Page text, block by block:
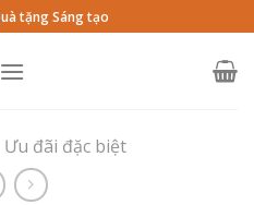
tặng Sáng tạo
Ưu đãi đặc biệt